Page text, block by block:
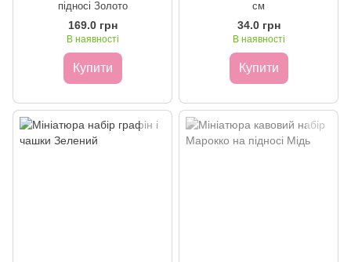
підносі Золото
169.0 грн
В наявності
Купити
см
34.0 грн
В наявності
Купити